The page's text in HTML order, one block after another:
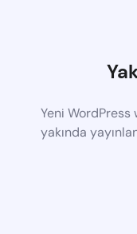
Yeni
yakında